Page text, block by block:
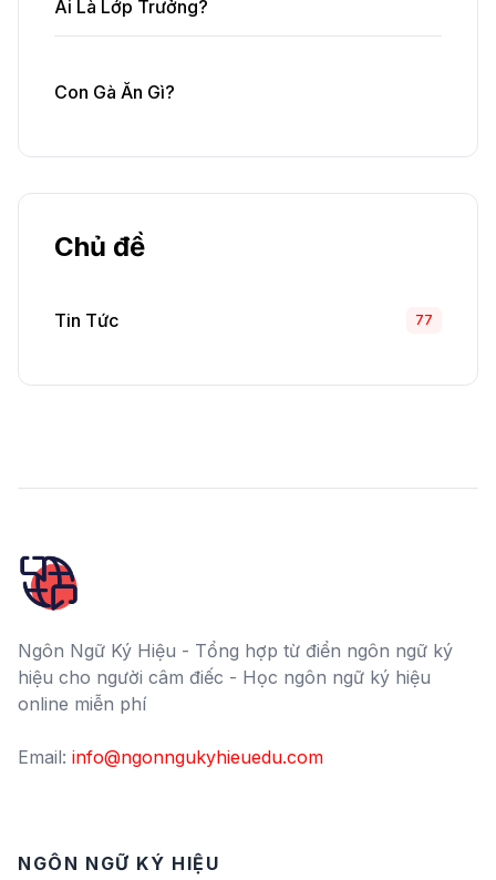
Ai Là Lớp Trưởng?
Con Gà Ăn Gì?
Chủ đề
Tin Tức 77
Ngôn Ngữ Ký Hiệu - Tổng hợp từ điển ngôn ngữ ký
hiệu cho người câm điếc - Học ngôn ngữ ký hiệu
online miễn phí
Email: info@ngonngukyhieuedu.com
NGÔN NGỮ KÝ HIỆU